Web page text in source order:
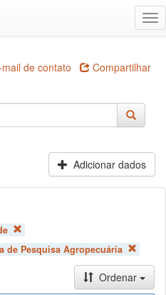
de contato Compartilhar
Adicionar dados
de Pesquisa Agropecuária
Ordenar